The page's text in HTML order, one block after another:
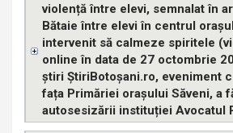
violență între elevi, semnalat în
Bătaie între elevi în centrul
intervenit să calmeze spiritele
online în data de 27 octombrie
știri ȘtiriBotoșani.ro, eveniment
fața Primăriei orașului Săveni, a
autosesizării instituției Avocatul